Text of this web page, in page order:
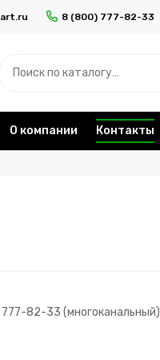
8 (800) 777-82-33
О компании Контакты
82-33 (многоканальный)